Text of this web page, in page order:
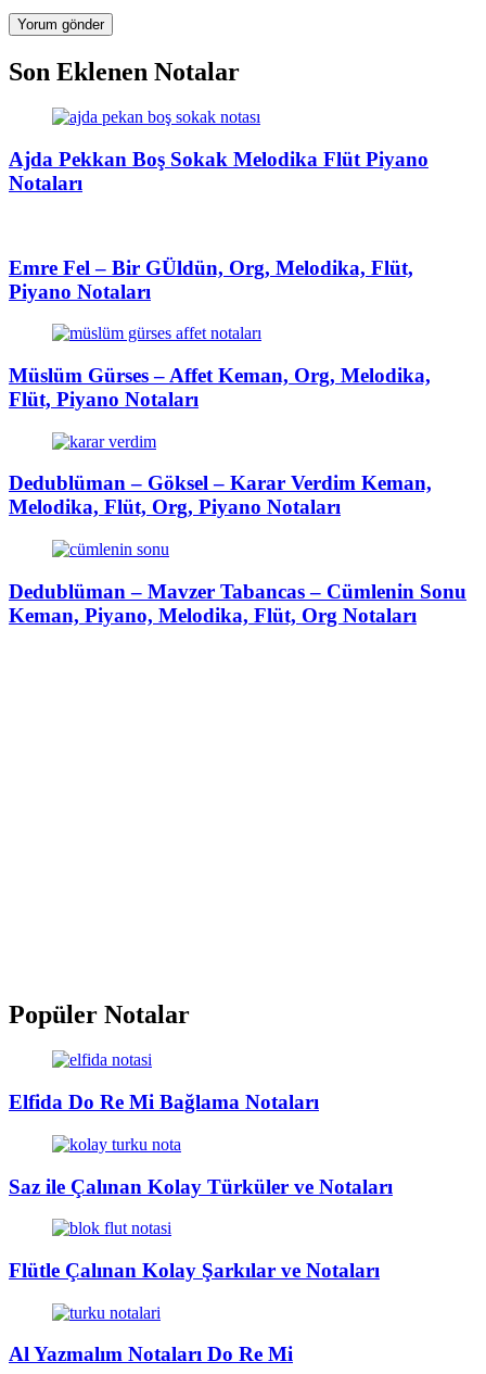
Son Eklenen Notalar
Ajda Pekkan Boş Sokak Melodika Flüt Piyano
Notaları
Emre Fel – Bir GÜldün, Org, Melodika, Flüt,
Piyano Notaları
Müslüm Gürses – Affet Keman, Org, Melodika,
Flüt, Piyano Notaları
Dedublüman – Göksel – Karar Verdim Keman,
Melodika, Flüt, Org, Piyano Notaları
Dedublüman – Mavzer Tabancas – Cümlenin Sonu
Keman, Piyano, Melodika, Flüt, Org Notaları
Popüler Notalar
Elfida Do Re Mi Bağlama Notaları
Saz ile Çalınan Kolay Türküler ve Notaları
Flütle Çalınan Kolay Şarkılar ve Notaları
Al Yazmalım Notaları Do Re Mi